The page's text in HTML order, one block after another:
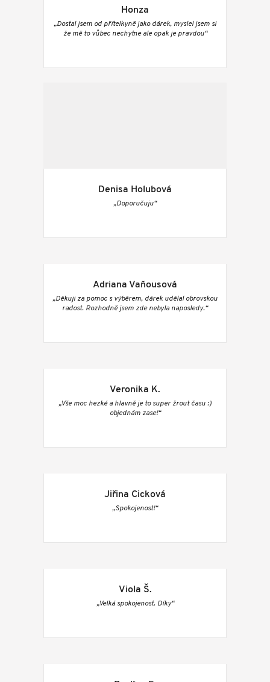
Honza
„Dostal jsem od přítelkyně jako dárek, myslel jsem si
že mě to vůbec nechytne ale opak je pravdou“
Denisa Holubová
„Doporučuju“
Adriana Vaňousová
„Děkuji za pomoc s výběrem, dárek udělal obrovskou
radost. Rozhodně jsem zde nebyla naposledy.“
Veronika K.
„Vše moc hezké a hlavně je to super žrout času :)
objednám zase!“
Jiřina Cicková
„Spokojenost!“
Viola Š.
„Velká spokojenost. Díky“